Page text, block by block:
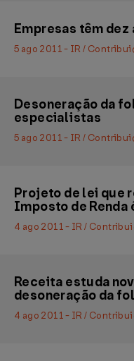
Empresas têm
5 ago 2011 - IR /
Desoneração da
especialistas
5 ago 2011 - IR /
Projeto de lei que
Imposto de Renda
4 ago 2011 - IR /
Receita estuda
desoneração da
4 ago 2011 - IR /